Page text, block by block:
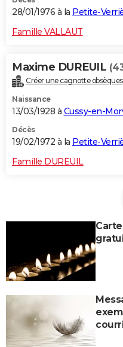
28/01/1976 à la Petite-
Famille VALLAUT
Maxime DUREUIL
Créer une cagnotte obsèques
Naissance
13/03/1928 à Cussy-en-
Décès
19/02/1972 à la Petite-
Famille DUREUIL